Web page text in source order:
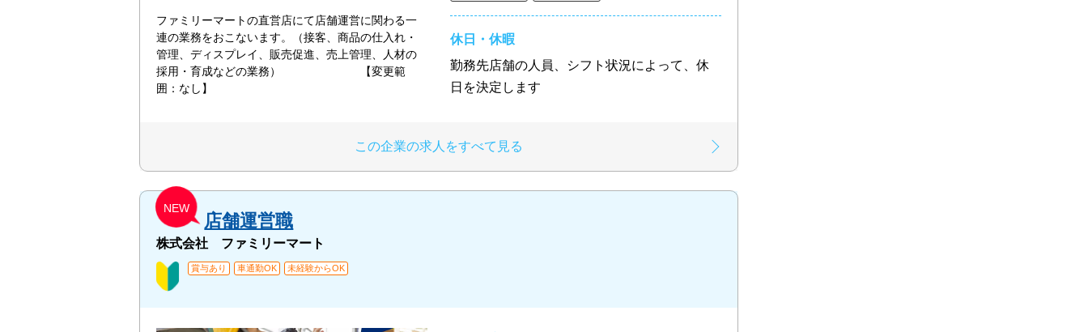
ファミリーマートの直営店にて店舗運営に関わる一
連の業務をおこないます。（接客、商品の仕入れ・
管理、ディスプレイ、販売促進、売上管理、人材の
採用・育成などの業務） 【変更範
囲：なし】
休日・休暇
勤務先店舗の人員、シフト状況によって、休
日を決定します
この企業の求人をすべて見る
NEW
店舗運営職
株式会社 ファミリーマート
賞与あり 車通勤OK 未経験からOK